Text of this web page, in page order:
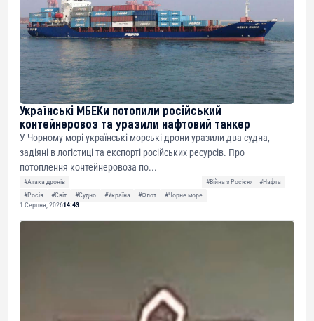
Українські МБЕКи потопили російський
контейнеровоз та уразили нафтовий танкер
У Чорному морі українські морські дрони уразили два судна,
задіяні в логістиці та експорті російських ресурсів. Про
потоплення контейнеровоза по...
#Атака дронів #Війна з Росією
#Нафта
#Росія
#Світ #Судно #Україна #Флот
#Чорне море
1 Серпня, 202614:43